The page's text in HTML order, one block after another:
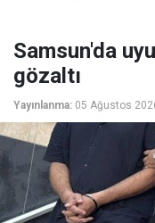
Samsun'da
gözaltı
Yayınlanma: 05 Ağustos